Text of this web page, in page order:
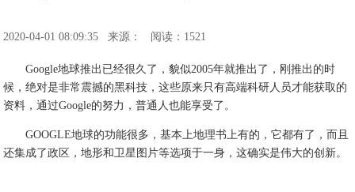
2020-04-01 08:09:35 来源： 阅读：1521
Google地球推出已经很久了，貌似2005年就推出了，刚推出的时
候，绝对是非常震撼的黑科技，这些原来只有高端科研人员才能获取的
资料，通过Google的努力，普通人也能享受了。
GOOGLE地球的功能很多，基本上地理书上有的，它都有了，而且
还集成了政区，地形和卫星图片等选项于一身，这确实是伟大的创新。